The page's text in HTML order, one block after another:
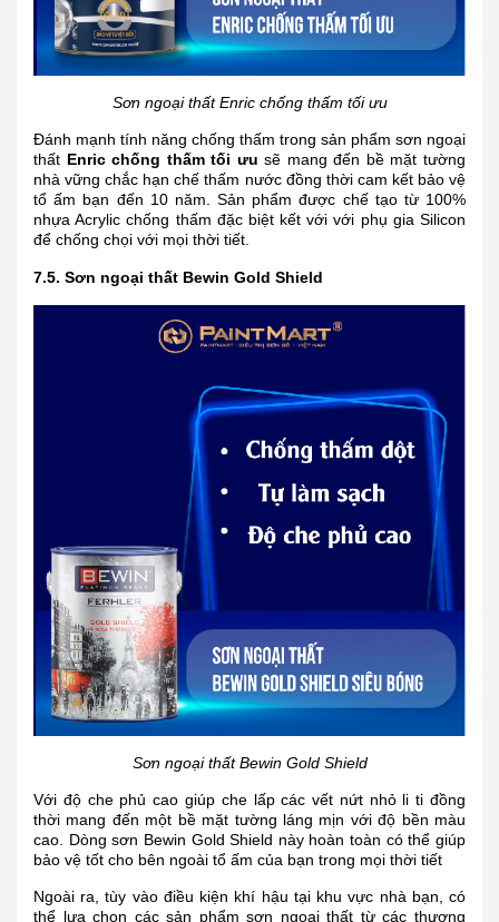
Sơn ngoại thất Enric chống thấm tối ưu
Đánh mạnh tính năng chống thấm trong sản phẩm sơn ngoại
thất Enric chống thấm tối ưu sẽ mang đến bề mặt tường
nhà vững chắc hạn chế thấm nước đồng thời cam kết bảo vệ
tổ ấm bạn đến 10 năm. Sản phẩm được chế tạo từ 100%
nhựa Acrylic chống thấm đặc biệt kết với với phụ gia Silicon
để chống chọi với mọi thời tiết.
7.5. Sơn ngoại thất Bewin Gold Shield
Sơn ngoại thất Bewin Gold Shield
Với độ che phủ cao giúp che lấp các vết nứt nhỏ li ti đồng
thời mang đến một bề mặt tường láng mịn với độ bền màu
cao. Dòng sơn Bewin Gold Shield này hoàn toàn có thể giúp
bảo vệ tốt cho bên ngoài tổ ấm của bạn trong mọi thời tiết
Ngoài ra, tùy vào điều kiện khí hậu tại khu vực nhà bạn, có
thể lựa chọn các sản phẩm sơn ngoại thất từ các thương